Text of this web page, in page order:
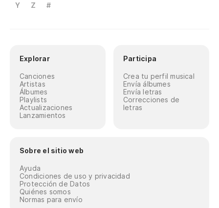
Y
Z #
Explorar
Canciones
Artistas
Álbumes
Playlists
Actualizaciones
Lanzamientos
Participa
Crea tu perfil musical
Envía álbumes
Envía letras
Correcciones de
letras
Sobre el sitio web
Ayuda
Condiciones de uso y privacidad
Protección de Datos
Quiénes somos
Normas para envío